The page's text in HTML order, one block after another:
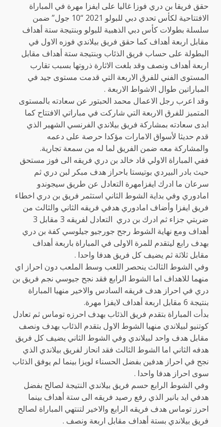
حقق فريقا بن دري فوزا غاليا على ايفزا مهرة في المباراة
الافتتاحية لكأس تحدي دبي للبولو 2021 “10 جول” ضمن
سلسلة بطولات كأس دبي الذهبية للبولو وبنتيجة ستة أهداف
مقابل اربعة أهداف كما حقق فريق بيلاندي فوزه الاول في
البطولة على حساب فريق الذئاب وبنتيجة ستة أهداف مقابل
اربعة أهداف ونصف وقد بلغت الاثارة ذروتها بسبب تقارب
المستوى الفني للفرق الاربعة التي قدمت مستوى جيد في
المباراتين طوال الاشواط الاربعة .
وقد اعرب رجل الاعمال محمد الحبتور عن سعادته بالمستوى
المتميز للفرق الاربعة التي شاركت في مباراتي الافتتاح كما
ابدى سعادته بمشاركة فريق بيلاندي الفرنسي الشهير الذي
قدم حديثا لأسواق الامارات مؤكدا حرصة على دعمه
والمشاركة معه ضمن الفريق لما له من سمعة تجارية.
ففي المباراة الاولي قاد خالد بن دري فريقه الى فوز مستحق
حيث بادر البيردي بوتيستا باحراز هدف مبكر لبن دري ثم
سرعان ما ادرك ايفزامهرة التعادل عن طريق سيجوندو
امادوري وفي بداية الشوط الثاني استثمر فريق بن دري اخطاء
فريق ايفزا وأضاف امادوري هدفي فريقه الثاني والثالث من
ضربتي جزاء ثم ادرك بن دري التعادل لفريقه 3 مقابل 3
أهداف ومع نهاية الشوط رجح جورجيو جيلوسي كفة بن دري
بهدف رابع ليتقدم للمرة الاولى في المباراة باربعة أهداف
مقابل ثلاثة ثم يضيف كل فريق هدفا واحدا .
وفي الشوط الثالث ينحصر اللعب وسط الملعب دون احراز اي
منهما للاهداف اما الشوط الرابع فقد نجح جيوسي نجم فريق بن
دري في احراز هدف فريقه السادس والاخير منهيا المباراة
بنتيجة 6 مقابل اربعة أهداف لايفزا مهرة.
بدأت المباراة بتقدم فريق الذئاب بهدف احرزه توماس ثم تعادل
كوتنيو لبيلاندي منهيا الشوط الاول بتقدم الذئاب بهدف ونصف
مقابل هدف واحد لبيلاندي وفي الشوط الثاني يضيف كل فريق
هدفه الثاني اما الشوط الثالث فقد انحاز لفريق بيلاندي الذي
نجح في احراز هدفين بفضل الحسناء لويزا بينما لم يوفق الذئاب
سوى احراز هدفا واحدا .
وفي الشوط الرابع حسم فريق بيلاندي النتيجة لصالح بفضل
هدفي ايد بانير الذي رفع رصيد فريقه الى ستة أهداف بينما
احرز توماس هدف فريقه الرابع والاخير لتنتهي المباراة لصالح
فريق بيلاندي بستة أهداف مقابل اربعة ونصف .